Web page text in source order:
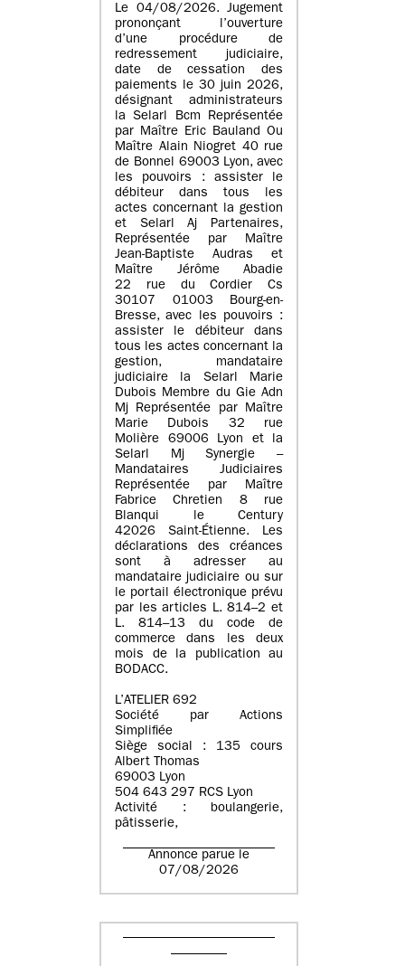
Le 04/08/2026. Jugement
prononçant l’ouverture
d’une procédure de
redressement judiciaire,
date de cessation des
paiements le 30 juin 2026,
désignant administrateurs
la Selarl Bcm Représentée
par Maître Eric Bauland Ou
Maître Alain Niogret 40 rue
de Bonnel 69003 Lyon, avec
les pouvoirs : assister le
débiteur dans tous les
actes concernant la gestion
et Selarl Aj Partenaires,
Représentée par Maître
Jean-Baptiste Audras et
Maître Jérôme Abadie
22 rue du Cordier Cs
30107 01003 Bourg-en-
Bresse, avec les pouvoirs :
assister le débiteur dans
tous les actes concernant la
gestion, mandataire
judiciaire la Selarl Marie
Dubois Membre du Gie Adn
Mj Représentée par Maître
Marie Dubois 32 rue
Molière 69006 Lyon et la
Selarl Mj Synergie –
Mandataires Judiciaires
Représentée par Maître
Fabrice Chretien 8 rue
Blanqui le Century
42026 Saint-Étienne. Les
déclarations des créances
sont à adresser au
mandataire judiciaire ou sur
le portail électronique prévu
par les articles L. 814–2 et
L. 814–13 du code de
commerce dans les deux
mois de la publication au
BODACC.
L’ATELIER 692
Société par Actions
Simplifiée
Siège social : 135 cours
Albert Thomas
69003 Lyon
504 643 297 RCS Lyon
Activité : boulangerie,
pâtisserie,
Annonce parue le
07/08/2026